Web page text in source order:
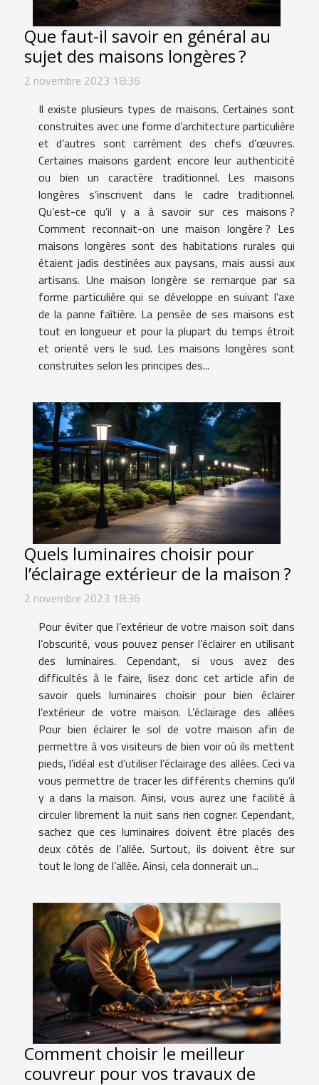
Que faut-il savoir en général au
sujet des maisons longères ?
2 novembre 2023 18:36
Il existe plusieurs types de maisons. Certaines sont
construites avec une forme d’architecture particulière
et d’autres sont carrément des chefs d’œuvres.
Certaines maisons gardent encore leur authenticité
ou bien un caractère traditionnel. Les maisons
longères s’inscrivent dans le cadre traditionnel.
Qu’est-ce qu’il y a à savoir sur ces maisons ?
Comment reconnait-on une maison longère ? Les
maisons longères sont des habitations rurales qui
étaient jadis destinées aux paysans, mais aussi aux
artisans. Une maison longère se remarque par sa
forme particulière qui se développe en suivant l’axe
de la panne faîtière. La pensée de ses maisons est
tout en longueur et pour la plupart du temps étroit
et orienté vers le sud. Les maisons longères sont
construites selon les principes des...
Quels luminaires choisir pour
l’éclairage extérieur de la maison ?
2 novembre 2023 18:36
Pour éviter que l’extérieur de votre maison soit dans
l’obscurité, vous pouvez penser l’éclairer en utilisant
des luminaires. Cependant, si vous avez des
difficultés à le faire, lisez donc cet article afin de
savoir quels luminaires choisir pour bien éclairer
l’extérieur de votre maison. L’éclairage des allées
Pour bien éclairer le sol de votre maison afin de
permettre à vos visiteurs de bien voir où ils mettent
pieds, l’idéal est d’utiliser l’éclairage des allées. Ceci va
vous permettre de tracer les différents chemins qu’il
y a dans la maison. Ainsi, vous aurez une facilité à
circuler librement la nuit sans rien cogner. Cependant,
sachez que ces luminaires doivent être placés des
deux côtés de l’allée. Surtout, ils doivent être sur
tout le long de l’allée. Ainsi, cela donnerait un...
Comment choisir le meilleur
couvreur pour vos travaux de